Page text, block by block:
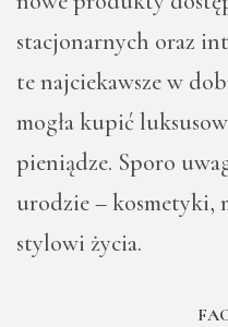
stacjonarnych oraz
te najciekawsze w
mogła kupić
pieniądze. Sporo
urodzie – kosmetyki,
stylowi życia.